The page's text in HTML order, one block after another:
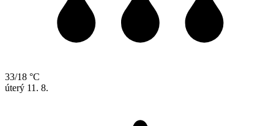
33/18 °C
úterý 11. 8.